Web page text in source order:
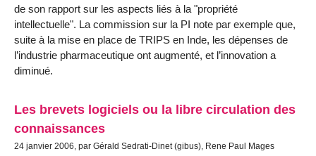
de son rapport sur les aspects liés à la "propriété
intellectuelle". La commission sur la PI note par exemple que,
suite à la mise en place de TRIPS en Inde, les dépenses de
l’industrie pharmaceutique ont augmenté, et l’innovation a
diminué.
Les brevets logiciels ou la libre circulation des
connaissances
24 janvier 2006, par Gérald Sedrati-Dinet (gibus), Rene Paul Mages